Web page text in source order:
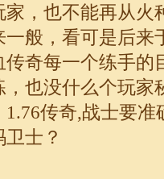
，也不能再从火
般，看可是后来
奇每一个练手的
也没什么个玩家
1.76传奇,战士要准
士？